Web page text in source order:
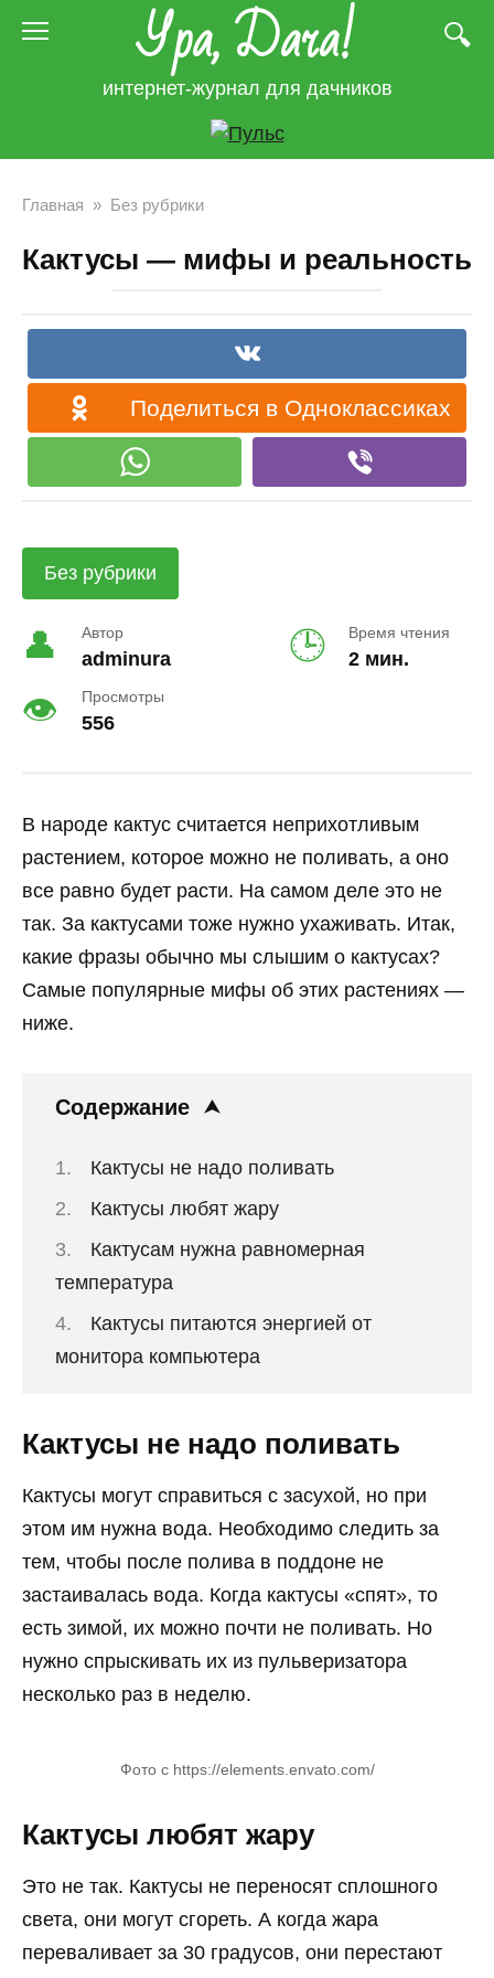
Ура, Дача!
интернет-журнал для дачников
Главная » Без рубрики
Кактусы — мифы и реальность
Поделиться в Одноклассиках
Без рубрики
Автор
adminura
Время чтения
2 мин.
Просмотры
556
В народе кактус считается неприхотливым
растением, которое можно не поливать, а оно
все равно будет расти. На самом деле это не
так. За кактусами тоже нужно ухаживать. Итак,
какие фразы обычно мы слышим о кактусах?
Самые популярные мифы об этих растениях —
ниже.
Содержание
Кактусы не надо поливать
Кактусы любят жару
Кактусам нужна равномерная
температура
Кактусы питаются энергией от
монитора компьютера
Кактусы не надо поливать
Кактусы могут справиться с засухой, но при
этом им нужна вода. Необходимо следить за
тем, чтобы после полива в поддоне не
застаивалась вода. Когда кактусы «спят», то
есть зимой, их можно почти не поливать. Но
нужно спрыскивать их из пульверизатора
несколько раз в неделю.
Фото с https://elements.envato.com/
Кактусы любят жару
Это не так. Кактусы не переносят сплошного
света, они могут сгореть. А когда жара
переваливает за 30 градусов, они перестают